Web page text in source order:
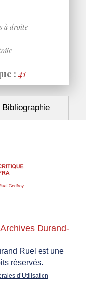
à droite
:41
Bibliographie
Archives Durand-
Ruel est une
réservés.
d’Utilisation